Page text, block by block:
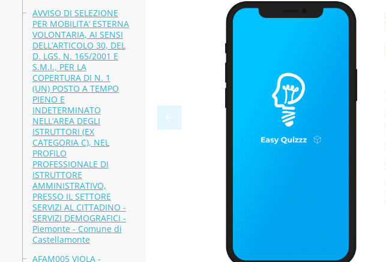
AVVISO DI SELEZIONE
PER MOBILITA’ ESTERNA
VOLONTARIA, AI SENSI
DELL’ARTICOLO 30, DEL
D. LGS. N. 165/2001 E
S.M.I., PER LA
COPERTURA DI N. 1
(UN) POSTO A TEMPO
PIENO E
INDETERMINATO
NELL’AREA DEGLI
ISTRUTTORI (EX
CATEGORIA C), NEL
PROFILO
PROFESSIONALE DI
ISTRUTTORE
AMMINISTRATIVO,
PRESSO IL SETTORE
SERVIZI AL CITTADINO -
SERVIZI DEMOGRAFICI -
Piemonte - Comune di
Castellamonte
AFAM005 VIOLA -